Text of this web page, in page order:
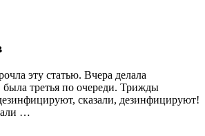
эту статью. Вчера делала
третья по очереди. Трижды
сказали, дезинфицируют!
…